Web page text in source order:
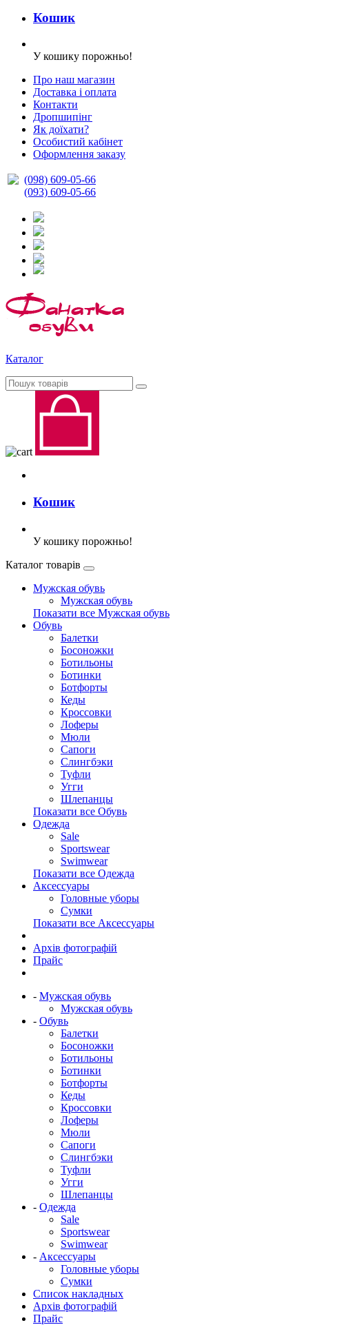
Кошик
У кошику порожньо!
Про наш магазин
Доставка і оплата
Контакти
Дропшипінг
Як доїхати?
Особистий кабінет
Оформлення заказу
(098) 609-05-66
(093) 609-05-66
Каталог
Кошик
У кошику порожньо!
Каталог товарів
Мужская обувь
Мужская обувь
Показати все Мужская обувь
Обувь
Балетки
Босоножки
Ботильоны
Ботинки
Ботфорты
Кеды
Кроссовки
Лоферы
Мюли
Сапоги
Слингбэки
Туфли
Угги
Шлепанцы
Показати все Обувь
Одежда
Sale
Sportswear
Swimwear
Показати все Одежда
Аксессуары
Головные уборы
Сумки
Показати все Аксессуары
Архів фотографій
Прайс
- Мужская обувь
Мужская обувь
- Обувь
Балетки
Босоножки
Ботильоны
Ботинки
Ботфорты
Кеды
Кроссовки
Лоферы
Мюли
Сапоги
Слингбэки
Туфли
Угги
Шлепанцы
- Одежда
Sale
Sportswear
Swimwear
- Аксессуары
Головные уборы
Сумки
Список накладных
Архів фотографій
Прайс